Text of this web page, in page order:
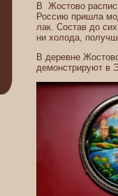
В Жостово
Россию пришла
лак. Состав до
ни холода,
В деревне
демонстрируют в